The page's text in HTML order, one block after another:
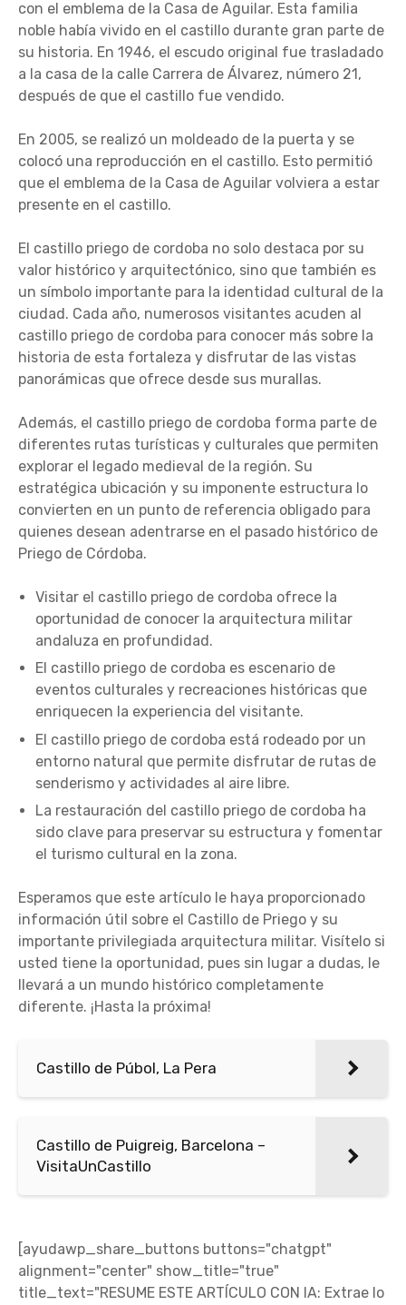
con el emblema de la Casa de Aguilar. Esta familia
noble había vivido en el castillo durante gran parte de
su historia. En 1946, el escudo original fue trasladado
a la casa de la calle Carrera de Álvarez, número 21,
después de que el castillo fue vendido.
En 2005, se realizó un moldeado de la puerta y se
colocó una reproducción en el castillo. Esto permitió
que el emblema de la Casa de Aguilar volviera a estar
presente en el castillo.
El castillo priego de cordoba no solo destaca por su
valor histórico y arquitectónico, sino que también es
un símbolo importante para la identidad cultural de la
ciudad. Cada año, numerosos visitantes acuden al
castillo priego de cordoba para conocer más sobre la
historia de esta fortaleza y disfrutar de las vistas
panorámicas que ofrece desde sus murallas.
Además, el castillo priego de cordoba forma parte de
diferentes rutas turísticas y culturales que permiten
explorar el legado medieval de la región. Su
estratégica ubicación y su imponente estructura lo
convierten en un punto de referencia obligado para
quienes desean adentrarse en el pasado histórico de
Priego de Córdoba.
Visitar el castillo priego de cordoba ofrece la
oportunidad de conocer la arquitectura militar
andaluza en profundidad.
El castillo priego de cordoba es escenario de
eventos culturales y recreaciones históricas que
enriquecen la experiencia del visitante.
El castillo priego de cordoba está rodeado por un
entorno natural que permite disfrutar de rutas de
senderismo y actividades al aire libre.
La restauración del castillo priego de cordoba ha
sido clave para preservar su estructura y fomentar
el turismo cultural en la zona.
Esperamos que este artículo le haya proporcionado
información útil sobre el Castillo de Priego y su
importante privilegiada arquitectura militar. Visítelo si
usted tiene la oportunidad, pues sin lugar a dudas, le
llevará a un mundo histórico completamente
diferente. ¡Hasta la próxima!
Castillo de Púbol, La Pera
Castillo de Puigreig, Barcelona –
VisitaUnCastillo
[ayudawp_share_buttons buttons="chatgpt"
alignment="center" show_title="true"
title_text="RESUME ESTE ARTÍCULO CON IA: Extrae lo